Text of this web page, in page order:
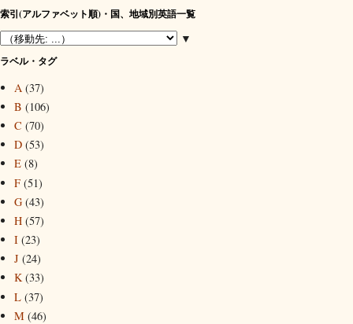
索引(アルファベット順)・国、地域別英語一覧
▼
ラベル・タグ
A (37)
B (106)
C (70)
D (53)
E (8)
F (51)
G (43)
H (57)
I (23)
J (24)
K (33)
L (37)
M (46)